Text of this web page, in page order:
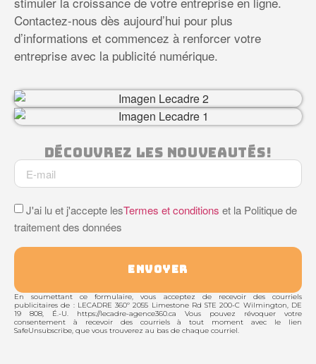
Contactez-nous dès aujourd’hui pour plus
d’informations et commencez à renforcer votre
entreprise avec la publicité numérique.
Découvrez Les Nouveautés!
J'ai lu et j'accepte lesTermes et conditions et la Politique de
traitement des données
ENVOYER
En soumettant ce formulaire, vous acceptez de recevoir des courriels
publicitaires de : LECADRE 360º 2055 Limestone Rd STE 200-C Wilmington, DE
19 808, É.-U. https://lecadre-agence360.ca Vous pouvez révoquer votre
consentement à recevoir des courriels à tout moment avec le lien
SafeUnsubscribe, que vous trouverez au bas de chaque courriel.